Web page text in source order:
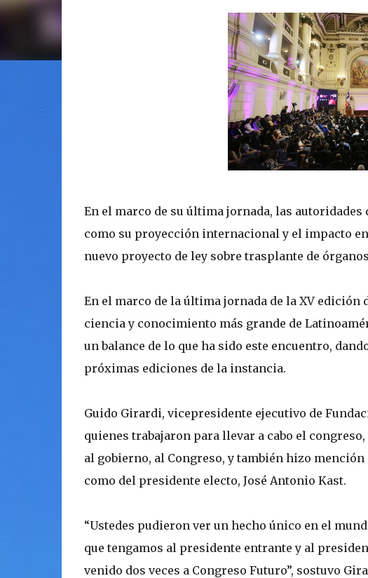
En el marco de su última jornada, las
como su proyección internacional y el impacto
nuevo proyecto de ley sobre trasplante de
En el marco de la última jornada de la XV edición
ciencia y conocimiento más grande de
un balance de lo que ha sido este encuentro,
próximas ediciones de la instancia.
Guido Girardi, vicepresidente ejecutivo de
quienes trabajaron para llevar a cabo el
al gobierno, al Congreso, y también hizo
como del presidente electo, José Antonio Kast.
“Ustedes pudieron ver un hecho único en el
que tengamos al presidente entrante y al
venido dos veces a Congreso Futuro”, sostuvo